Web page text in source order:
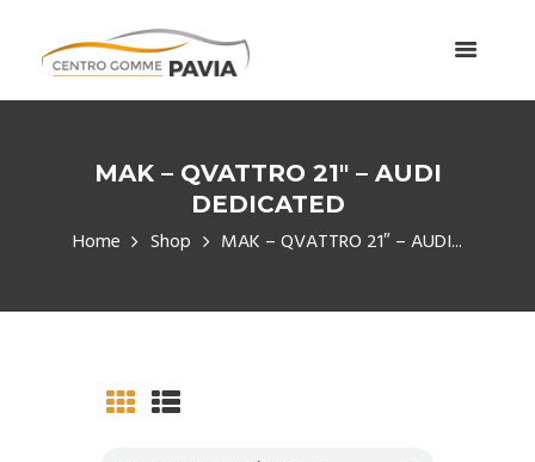
MAK – QVATTRO 21″ – AUDI
DEDICATED
Home Shop MAK – QVATTRO 21″ – AUDI...